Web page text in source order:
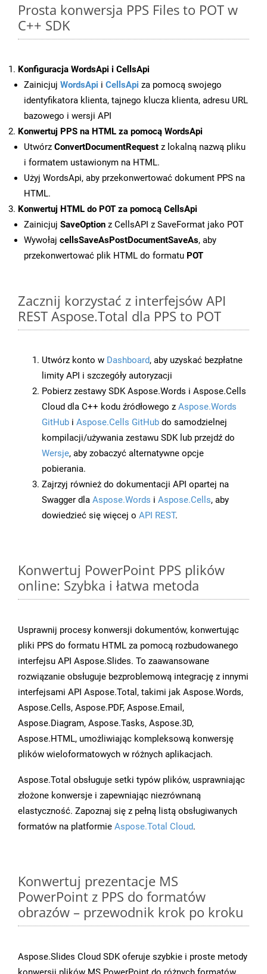
Prosta konwersja PPS Files to POT w
C++ SDK
Konfiguracja WordsApi i CellsApi
Zainicjuj WordsApi i CellsApi za pomocą swojego
identyfikatora klienta, tajnego klucza klienta, adresu URL
bazowego i wersji API
Konwertuj PPS na HTML za pomocą WordsApi
Utwórz ConvertDocumentRequest z lokalną nazwą pliku
i formatem ustawionym na HTML.
Użyj WordsApi, aby przekonwertować dokument PPS na
HTML.
Konwertuj HTML do POT za pomocą CellsApi
Zainicjuj SaveOption z CellsAPI z SaveFormat jako POT
Wywołaj cellsSaveAsPostDocumentSaveAs, aby
przekonwertować plik HTML do formatu POT
Zacznij korzystać z interfejsów API
REST Aspose.Total dla PPS to POT
Utwórz konto w Dashboard, aby uzyskać bezpłatne
limity API i szczegóły autoryzacji
Pobierz zestawy SDK Aspose.Words i Aspose.Cells
Cloud dla C++ kodu źródłowego z Aspose.Words
GitHub i Aspose.Cells GitHub do samodzielnej
kompilacji/używania zestawu SDK lub przejdź do
Wersje, aby zobaczyć alternatywne opcje
pobierania.
Zajrzyj również do dokumentacji API opartej na
Swagger dla Aspose.Words i Aspose.Cells, aby
dowiedzieć się więcej o API REST.
Konwertuj PowerPoint PPS plików
online: Szybka i łatwa metoda
Usprawnij procesy konwersji dokumentów, konwertując
pliki PPS do formatu HTML za pomocą rozbudowanego
interfejsu API Aspose.Slides. To zaawansowane
rozwiązanie obsługuje bezproblemową integrację z innymi
interfejsami API Aspose.Total, takimi jak Aspose.Words,
Aspose.Cells, Aspose.PDF, Aspose.Email,
Aspose.Diagram, Aspose.Tasks, Aspose.3D,
Aspose.HTML, umożliwiając kompleksową konwersję
plików wieloformatowych w różnych aplikacjach.
Aspose.Total obsługuje setki typów plików, usprawniając
złożone konwersje i zapewniając niezrównaną
elastyczność. Zapoznaj się z pełną listą obsługiwanych
formatów na platformie Aspose.Total Cloud.
Konwertuj prezentacje MS
PowerPoint z PPS do formatów
obrazów – przewodnik krok po kroku
Aspose.Slides Cloud SDK oferuje szybkie i proste metody